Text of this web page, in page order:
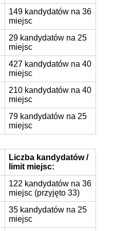
149 kandydatów na 36
miejsc
29 kandydatów na 25
miejsc
427 kandydatów na 40
miejsc
210 kandydatów na 40
miejsc
79 kandydatów na 25
miejsc
Liczba kandydatów /
limit miejsc:
122 kandydatów na 36
miejsc (przyjęto 33)
35 kandydatów na 25
miejsc